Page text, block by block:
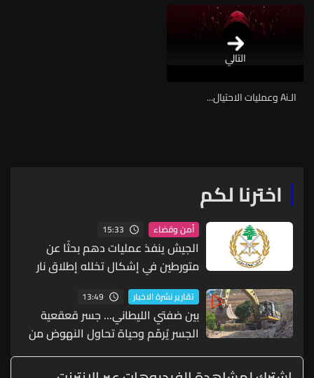
التالي
الـAi وعمليات الاحتيال...
اخترنا لكم
أمن وقضاء 15:33
الجيش ينفذ عمليات دهم بحثًا عن
متورطين في إشكال تخلله إطلاق نار
خيمة مزروعة بالماريجوانا
تقارير نشرة الاخبار 13:49
بين ضفتي الليطاني... جسر قعقعية
الجسر يُرمّم وحياة تحاول النهوض من
جديد